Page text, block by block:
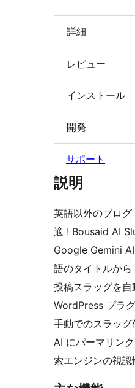
詳細
レビュー
インストール
開発
サポート
説明
英語以外のブロ
適 ! Bousaid AI
Google Gemini
語のタイトルか
投稿スラッグを
WordPress プラグ
手動でのスラッグ
AI にパーマリン
索エンジンの視認